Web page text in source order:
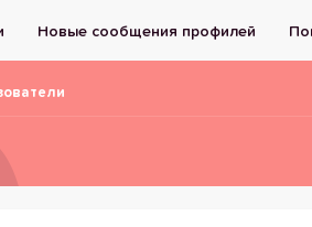
Новые сообщения профилей